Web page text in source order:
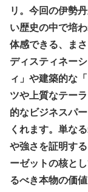
リ。今回の伊勢
い歴史の中で培
体感できる、ま
ディスティネー
ィ」や建築的な
ツや上質なテー
的なビジネスパ
くれます。単な
や強さを証明す
ーゼットの核と
るべき本物の価